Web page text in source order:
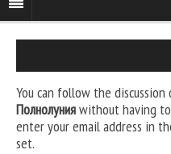
You can follow the discussion
Полнолунияwithout having to
enter your email address in
set.